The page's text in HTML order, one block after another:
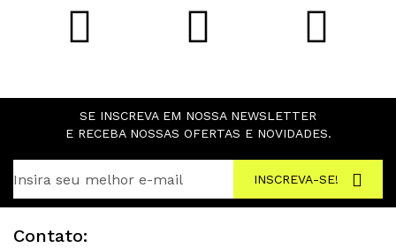
SE INSCREVA EM NOSSA NEWSLETTER
E RECEBA NOSSAS OFERTAS E NOVIDADES.
INSCREVA-SE!
Contato: